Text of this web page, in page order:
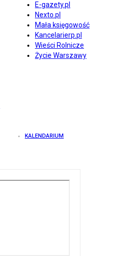
E-gazety.pl
Nexto.pl
Mała księgowość
Kancelarierp.pl
Wieści Rolnicze
Życie Warszawy
KALENDARIUM